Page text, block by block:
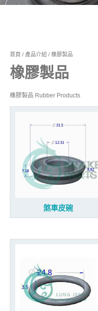
首頁 / 產品介紹 / 橡膠製品
橡膠製品
橡膠製品 Rubber Products
煞車皮碗